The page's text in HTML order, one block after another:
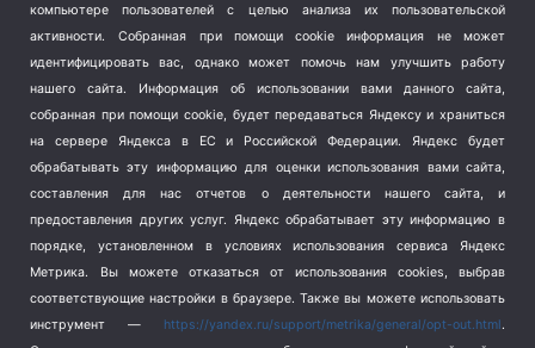
Туризм (178)
Школа и спорт (2)
Экология (8)
Экономика (1172)
компьютере пользователей с целью анализа их пользовательской
активности.
Собранная при помощи cookie информация не может
идентифицировать вас, однако может помочь нам улучшить работу
нашего сайта. Информация об использовании вами данного сайта,
собранная при помощи cookie, будет передаваться Яндексу и храниться
на сервере Яндекса в ЕС и Российской Федерации. Яндекс будет
обрабатывать эту информацию для оценки использования вами сайта,
составления для нас отчетов о деятельности нашего сайта, и
предоставления других услуг. Яндекс обрабатывает эту информацию в
порядке, установленном в условиях использования сервиса Яндекс
Метрика.
Вы можете отказаться от использования cookies, выбрав
соответствующие настройки в браузере. Также вы можете использовать
инструмент — https://yandex.ru/support/metrika/general/opt-out.html.